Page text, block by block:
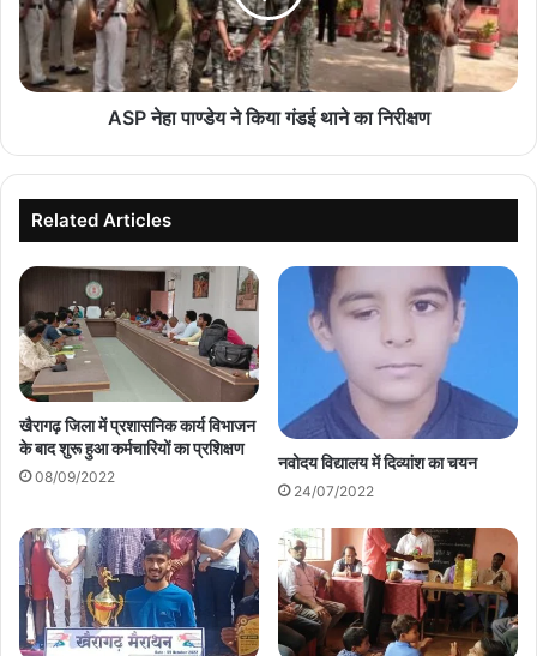
गंडई
थाने
का
निरीक्षण
ASP नेहा पाण्डेय ने किया गंडई थाने का निरीक्षण
Related Articles
खैरागढ़ जिला में प्रशासनिक कार्य विभाजन
के बाद शुरू हुआ कर्मचारियों का प्रशिक्षण
08/09/2022
नवोदय विद्यालय में दिव्यांश का चयन
24/07/2022